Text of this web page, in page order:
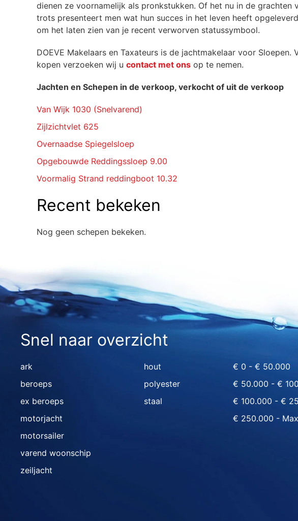
dienen ze voornamelijk als pronkstukken. Of het nu in de
trots presenteert men wat hun succes in het leven heeft
om het laten zien van je recent verworven statussymbool.
DOEVE Makelaars en Taxateurs is de jachtmakelaar voor
kopen verzoeken wij u contact met ons op te nemen.
Jachten en Schepen in de verkoop, verkocht of uit de verkoop
Van Wijk 1030 (Snelvarend)
Zijlzichtvlet 625
Overnaadse Spiegelsloep
Opgebouwde Reddingssloep 9.00
Voormalig Strand reddingboot 10.32
Recent bekeken
Nog geen schepen bekeken.
Snel naar overzicht
ark
beroeps
ex beroeps
motorjacht
motorsailer
varend woonschip
zeiljacht
hout
polyester
staal
€ 0 - € 50.000
€ 50.000 - €
€ 100.000 - €
€ 250.000 - Max